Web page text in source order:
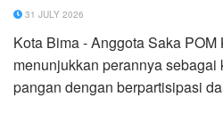
31 JULY 2026
Kota Bima - Anggota Saka
menunjukkan perannya
pangan dengan berpartisipasi